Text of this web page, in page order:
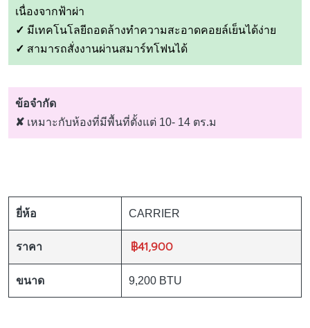
เนื่องจากฟ้าผ่า
✓ มีเทคโนโลยีถอดล้างทำความสะอาดคอยล์เย็นได้ง่าย
✓ สามารถสั่งงานผ่านสมาร์ทโฟนได้
ข้อจำกัด
✘ เหมาะกับห้องที่มีพื้นที่ตั้งแต่ 10- 14 ตร.ม
ยี่ห้อ CARRIER
ราคา ฿41,900
ขนาด 9,200 BTU